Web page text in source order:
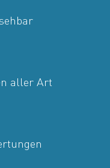
aller Art